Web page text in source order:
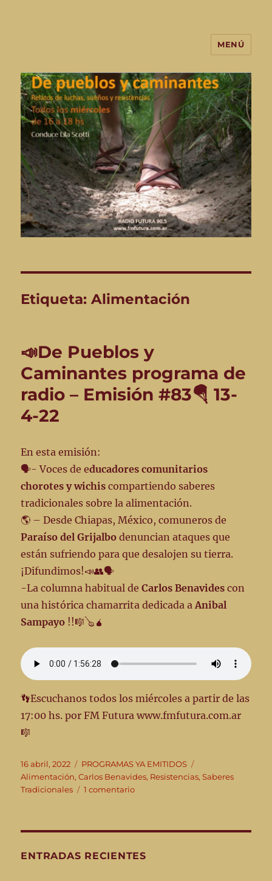
De Pueblos y Caminantes-
programa de radio
MENÚ
Etiqueta:Alimentación
📣De Pueblos y
Caminantes programa de
radio – Emisión #83🪂 13-
4-22
En esta emisión:
🗣️- Voces de educadores comunitarios
chorotes y wichis compartiendo saberes
tradicionales sobre la alimentación.
🌎 – Desde Chiapas, México, comuneros de
Paraíso del Grijalbo denuncian ataques que
están sufriendo para que desalojen su tierra.
¡Difundimos!📣👥🗣️
-La columna habitual deCarlos Benavides con
una histórica chamarrita dedicada aAnibal
Sampayo !!🎼🪕🧉
👣Escuchanos todos los miércoles a partir de las
17:00 hs. por FM Futura www.fmfutura.com.ar
🎼
Publicado
el
16 abril, 2022 Categorías
PROGRAMAS YA EMITIDOS
Alimentación,Carlos Benavides, Resistencias,Saberes
Tradicionales
1 comentarioen
Caminantes
ENTRADAS RECIENTES